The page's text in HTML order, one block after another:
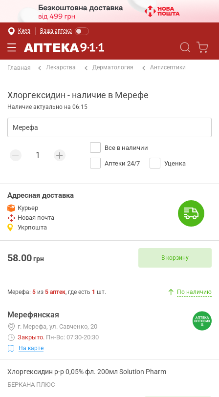
Киев Ваша аптека
Главная Лекарства Дерматология Антисептики
Хлоргексидин - наличие в Мерефе
Наличие актуально на 06:15
Все в наличии
Аптеки 24/7 Уценка
Адресная доставка
Курьер
Новая почта
Укрпошта
58.00грн В корзину
Мерефа: 5 из 5 аптек, где есть 1 шт. По наличию
Мерефянская
г. Мерефа, ул. Савченко, 20
Закрыто. Пн-Вс: 07:30-20:30
На карте
Хлоргексидин р-р 0,05% фл. 200мл Solution Pharm
БЕРКАНА ПЛЮС